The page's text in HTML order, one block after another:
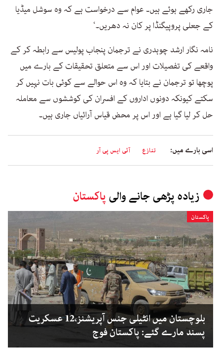
جاری رکھے ہوئے ہیں۔ عوام سے درخواست ہے کہ وہ سوشل میڈیا
کے جعلی پروپیگنڈا پر کان نہ دھریں۔‘
نامہ نگار ارشد چوہدری نے ترجمان پنجاب پولیس سے رابطہ کر کے
واقعے کی تفصیلات اور اس سے متعلق تحقیقات کے بارے میں
پوچھا تو ترجمان نے بتایا کہ وہ اس حوالے سے کوئی بات نہیں کر
سکتے کیونکہ دونوں اداروں کے افسران کی کوششوں سے معاملہ
حل کر لیا گیا ہے اور اس پر محض قیاس آرائیاں جاری ہیں۔
اسی بارے میں: تنازع آئی ایس پی آر
زیادہ پڑھی جانے والی پاکستان
پاکستان
بلوچستان میں انٹیلی جنس آپریشنز،12 عسکریت
پسند مارے گئے: پاکستان فوج